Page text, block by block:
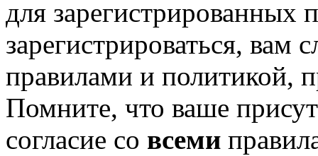
для зарегистрированных
зарегистрироваться, вам
правилами и политикой,
Помните, что ваше
согласие со всеми